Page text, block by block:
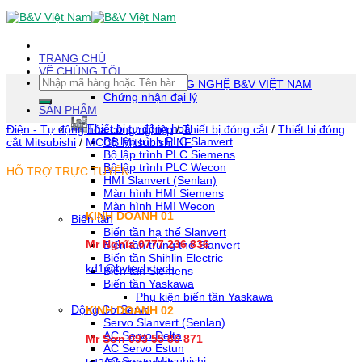
Skip
To
(tạm
dịch)
TRANG CHỦ
VỀ CHÚNG TÔI
CÔNG TY TNHH CÔNG NGHỆ B&V VIỆT NAM
Chứng nhận đại lý
SẢN PHẨM
Thiết bị tự động hoá
Bộ lập trình PLC Slanvert
Bộ lập trình PLC Siemens
Bộ lập trình PLC Wecon
HMI Slanvert (Senlan)
Màn hình HMI Siemens
Màn hình HMI Wecon
Biến tần
Biến tần hạ thế Slanvert
Biến tần trung thế Slanvert
Biến tần Shihlin Electric
Biến tần Siemens
Biến tần Yaskawa
Phụ kiện biến tần Yaskawa
Động Cơ Servo
Servo Slanvert (Senlan)
AC Servo Delta
AC Servo Estun
Tìm
kiếm:
Điện - Tự động hóa công nghiệp / Thiết bị đóng cắt / Thiết bị đóng
cắt Mitsubishi / MCCB Mitsubishi NF
HỖ TRỢ TRỰC TUYẾN
KINH DOANH 01
Mr Nghĩa 0777 236 836
kd1@bvtech.tech
KINH DOANH 02
Mr Sơn093 55 86 871